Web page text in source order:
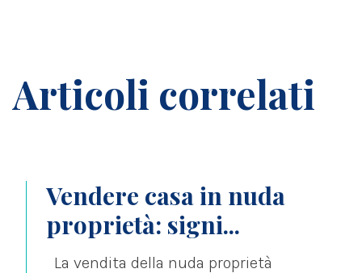
Articoli correlati
Vendere casa in nuda
proprietà: signi...
La vendita della nuda proprietà